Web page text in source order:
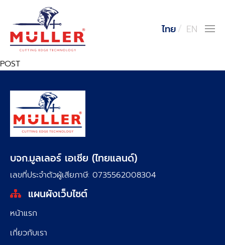
ไทย EN
POST
บจก.มูลเลอร์ เอเชีย (ไทยแลนด์)
เลขที่ประจำตัวผู้เสียภาษี: 0735562008304
แผนผังเว็บไซต์
หน้าแรก
เกี่ยวกับเรา